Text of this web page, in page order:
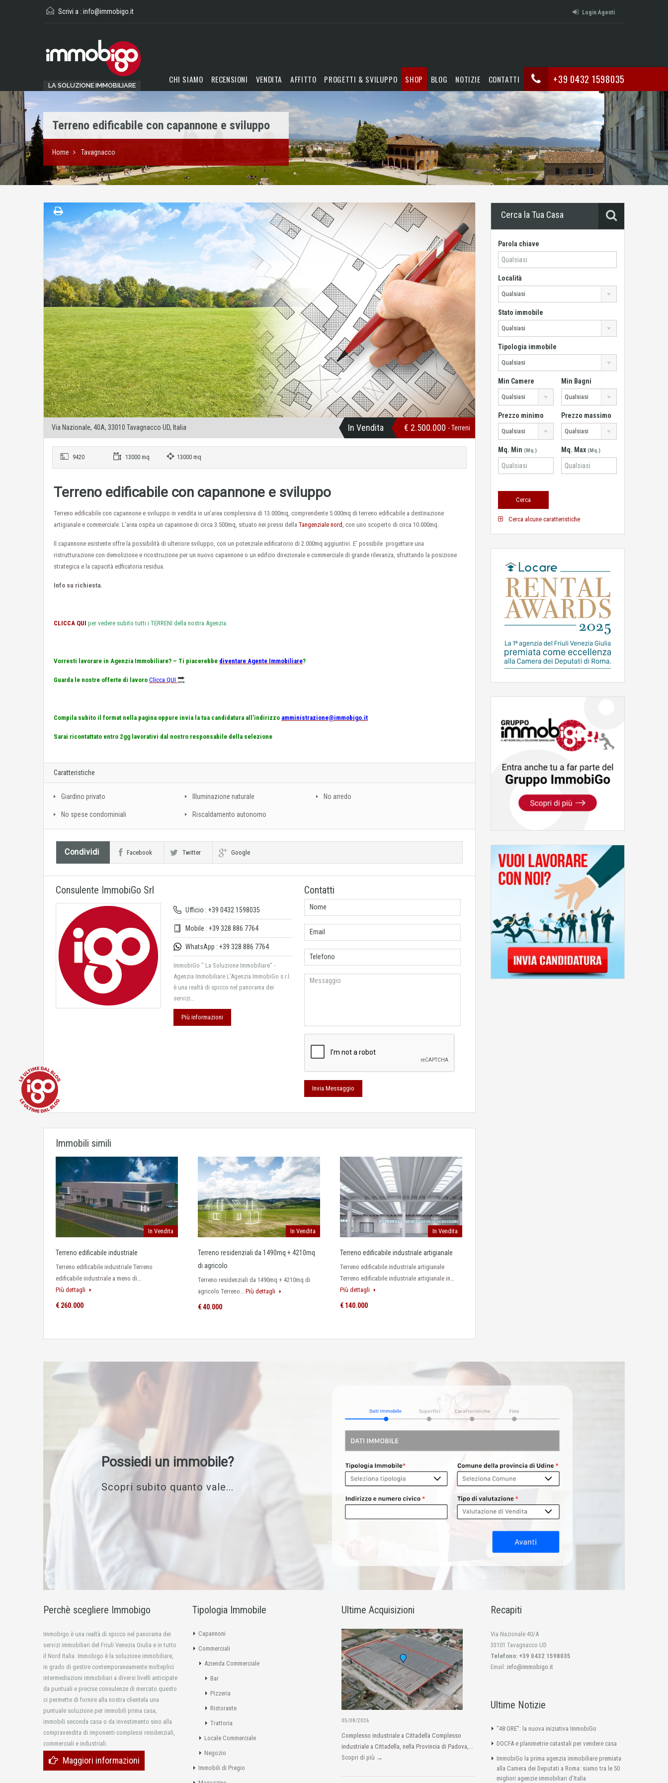
Scrivi a : info@immobigo.it Login Agenti
LA SOLUZIONE IMMOBILIARE +39 0432 1598035
CHI SIAMO RECENSIONI VENDITA AFFITTO PROGETTI & SVILUPPO SHOP BLOG NOTIZIE CONTATTI
Terreno edificabile con capannone e sviluppo
Home Tavagnacco
Via Nazionale, 40A, 33010 Tavagnacco UD, Italia In Vendita € 2.500.000 - Terreni
9420 13000 mq 13000 mq
Terreno edificabile con capannone e sviluppo
Terreno edificabile con capannone e sviluppo in vendita in un’area complessiva di 13.000mq, comprendente 5.000mq di terreno edificabile a destinazione
artigianale e commerciale. L’area ospita un capannone di circa 3.500mq, situato nei pressi della Tangenziale nord, con uno scoperto di circa 10.000mq.
Il capannone esistente offre la possibilità di ulteriore sviluppo, con un potenziale edificatorio di 2.000mq aggiuntivi. E’ possibile progettare una
ristrutturazione con demolizione e ricostruzione per un nuovo capannone o un edifcio direzionale e commerciale di grande rilevanza, sfruttando la posizione
strategica e la capacità edficatoria residua.
Info su richiesta.
CLICCA QUI per vedere subito tutti i TERRENI della nostra Agenzia.
Vorresti lavorare in Agenzia Immobiliare? – Ti piacerebbe diventare Agente Immobiliare?
Guarda le nostre offerte di lavoro Clicca QUI
Compila subito il format nella pagina oppure invia la tua candidatura all’indirizzo amministrazione@immobigo.it
Sarai ricontattato entro 2gg lavorativi dal nostro responsabile della selezione
Caratteristiche
Giardino privato Illuminazione naturale No arredo
No spese condominiali Riscaldamento autonomo
Condividi Facebook Twitter Google
Consulente ImmobiGo Srl
Ufficio : +39 0432 1598035
Mobile : +39 328 886 7764
WhatsApp : +39 328 886 7764
ImmobiGo " La Soluzione Immobiliare" -
Agenzia Immobiliare L'Agenzia ImmobiGo s.r.l.
è una realtà di spicco nel panorama dei
servizi…
Più informazioni
Contatti
Immobili simili
In Vendita
Terreno edificabile industriale
Terreno edificabile industriale Terreno
edificabile industriale a meno di…
Più dettagli
€ 260.000
In Vendita
Terreno residenziali da 1490mq + 4210mq
di agricolo
Terreno residenziali da 1490mq + 4210mq di
agricolo Terreno… Più dettagli
€ 40.000
In Vendita
Terreno edificabile industriale artigianale
Terreno edificabile industriale artigianale
Terreno edificabile industriale artigianale in…
Più dettagli
€ 140.000
Cerca la Tua Casa
Parola chiave
Località
Qualsiasi
Stato immobile
Qualsiasi
Tipologia immobile
Qualsiasi
Min Camere
Qualsiasi
Min Bagni
Qualsiasi
Prezzo minimo
Qualsiasi
Prezzo massimo
Qualsiasi
Mq. Min (Mq.) Mq. Max (Mq.)
Cerca alcune caratteristiche
Possiedi un immobile?
Scopri subito quanto vale...
Perchè scegliere Immobigo
Immobigo è una realtà di spicco nel panorama dei
servizi immobiliari del Friuli Venezia Giulia e in tutto
il Nord Italia. Immobigo è la soluzione immobiliare,
in grado di gestire contemporaneamente molteplici
intermediazioni immobiliari a diversi livelli anticipate
da puntuali e precise consulenze di mercato questo
ci permette di fornire alla nostra clientela una
puntuale soluzione per immobili prima casa,
immobili seconda casa o da investimento sino alla
compravendita di imponenti complessi residenziali,
commerciali e industriali.
Maggiori informazioni
Tipologia Immobile
Capannoni
Commerciali
Azienda Commerciale
Bar
Pizzeria
Ristorante
Trattoria
Locale Commerciale
Negozio
Immobili di Pregio
Ultime Acquisizioni
05/08/2026
Complesso industriale a Cittadella Complesso
industriale a Cittadella, nella Provincia di Padova,...
Scopri di più →
Recapiti
Via Nazionale 40/A
33101 Tavagnacco UD
Telefono: +39 0432 1598035
Email: info@immobigo.it
Ultime Notizie
“48 ORE”: la nuova iniziativa ImmobiGo
DOCFA e planimetrie catastali per vendere casa
ImmobiGo la prima agenzia immobiliare premiata
alla Camera dei Deputati a Roma: siamo tra le 50
migliori agenzie immobiliari d’Italia